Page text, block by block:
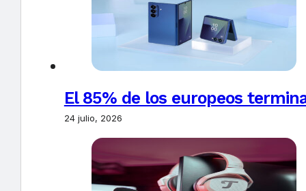
El 85% de los europeos
24 julio, 2026